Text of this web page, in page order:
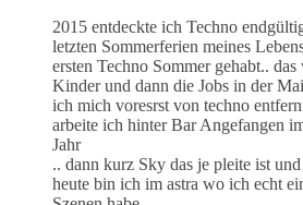
2015 entdeckte ich Techno
letzten Sommerferien meines
ersten Techno Sommer gehabt..
Kinder und dann die Jobs in der
ich mich voresrst von techno
arbeite ich hinter Bar Angefangen
Jahr
.. dann kurz Sky das je pleite ist
heute bin ich im astra wo ich echt